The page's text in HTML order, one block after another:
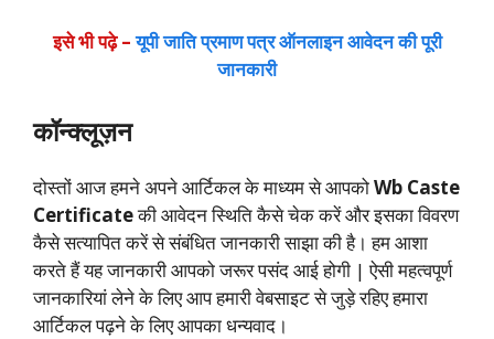
इसे भी पढ़े –यूपी जाति प्रमाण पत्र ऑनलाइन आवेदन की पूरी
जानकारी
कॉन्क्लूज़न
दोस्तों आज हमने अपने आर्टिकल के माध्यम से आपकोWb Caste
Certificateकी आवेदन स्थिति कैसे चेक करें और इसका विवरण
कैसे सत्यापित करें से संबंधित जानकारी साझा की है। हम आशा
करते हैं यह जानकारी आपको जरूर पसंद आई होगी | ऐसी महत्वपूर्ण
जानकारियां लेने के लिए आप हमारी वेबसाइट से जुड़े रहिए हमारा
आर्टिकल पढ़ने के लिए आपका धन्यवाद।